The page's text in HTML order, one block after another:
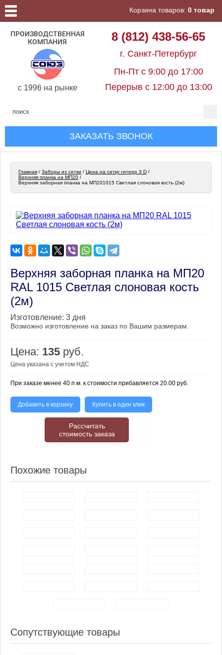
ПРОИЗВОДСТВЕННАЯ
КОМПАНИЯ
c 1996 на рынке
8 (812) 438-56-65
г. Санкт-Петербург
Пн-Пт с 9:00 до 17:00
Перерыв с 12:00 до 13:00
Корзина товаров: 0 товар
ЗАКАЗАТЬ ЗВОНОК
Главная / Заборы из сетки / Цена на сетку гитерр 3 D /
Верхняя планка на МП20 /
Верхняя заборная планка на МП201015 Светлая слоновая кость (2м)
Верхняя заборная планка на МП20
RAL 1015 Светлая слоновая кость
(2м)
Изготовление: 3 дня
Возможно изготовление на заказ по Вашим размерам.
Цена: 135 руб.
Цена указана с учетом НДС
При заказе менее 40 п.м. к стоимости прибавляется 20.00 руб.
Добавить в корзину Купить в один клик
Рассчитать
стоимость заказа
Похожие товары
Сопутствующие товары